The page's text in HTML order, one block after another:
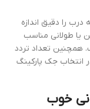
را دقیق اندازه
یا طولانی مناسب
تعداد تردد
انتخاب جک پارکینگ
خوب